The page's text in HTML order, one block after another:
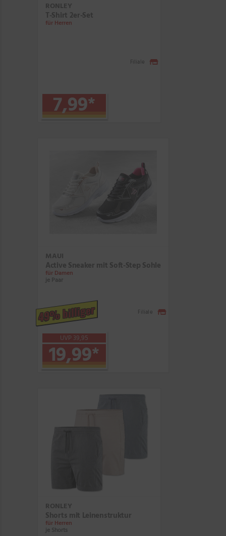
RONLEY
T-Shirt 2er-Set
für Herren
7,99*
Filiale
MAUI
Active Sneaker mit Soft-Step Sohle
für Damen
je Paar
49% billiger
UVP 39,95
19,99*
Filiale
RONLEY
Shorts mit Leinenstruktur
für Herren
je Shorts